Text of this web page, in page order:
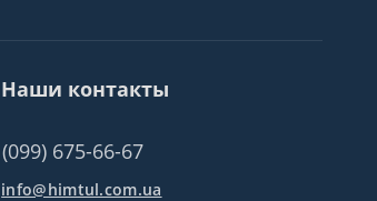
Наши контакты
(099) 675-66-67
info@himtul.com.ua